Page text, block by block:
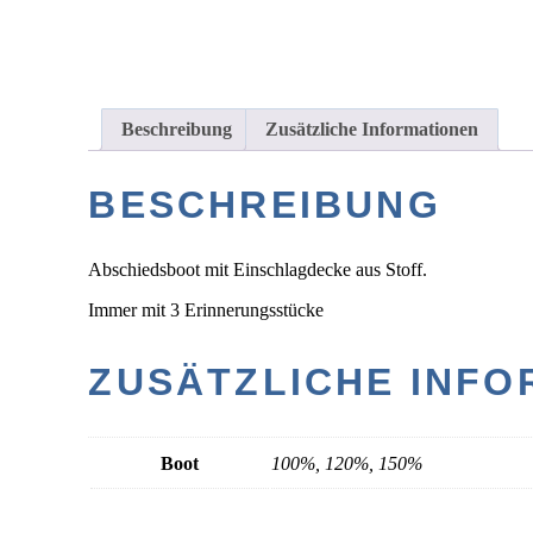
Beschreibung Zusätzliche Informationen
BESCHREIBUNG
Abschiedsboot mit Einschlagdecke aus Stoff.
Immer mit 3 Erinnerungsstücke
ZUSÄTZLICHE
Boot 100%, 120%, 150%